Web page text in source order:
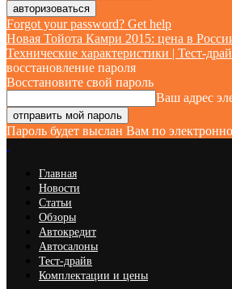
Forgot your password? Get help
Новая Тойота Камри 2015: цена в
Технические характеристики | Тест-
восстановление пароля
Восстановите свой пароль
Ваш адрес
Пароль будет выслан Вам по
Главная
Новости
Статьи
Обзоры
Автокредит
Автосалоны
Тест-драйв
Комплектации и цены